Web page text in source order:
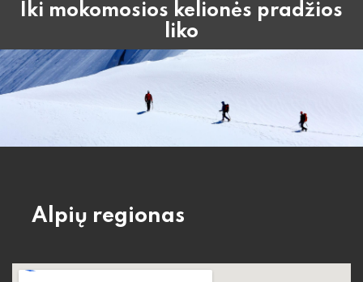
Iki mokomosios kelionės pradžios
liko
Alpių regionas